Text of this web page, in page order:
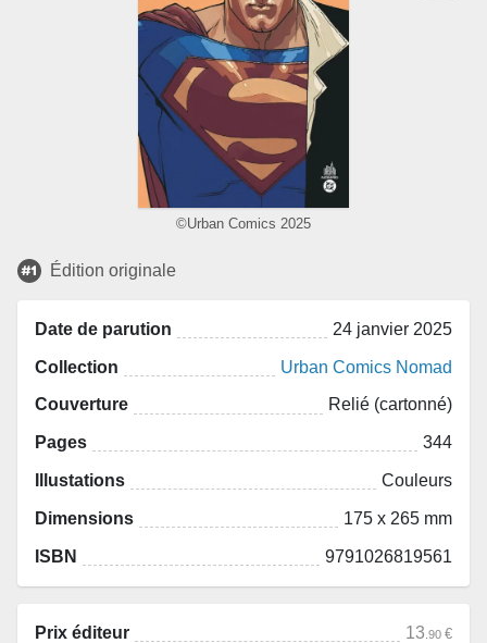
©Urban Comics 2025
Édition originale
Date de parution 24 janvier 2025
Collection Urban Comics Nomad
Couverture Relié (cartonné)
Pages 344
Illustations Couleurs
Dimensions 175 x 265 mm
ISBN 9791026819561
Prix éditeur 13 .90 €